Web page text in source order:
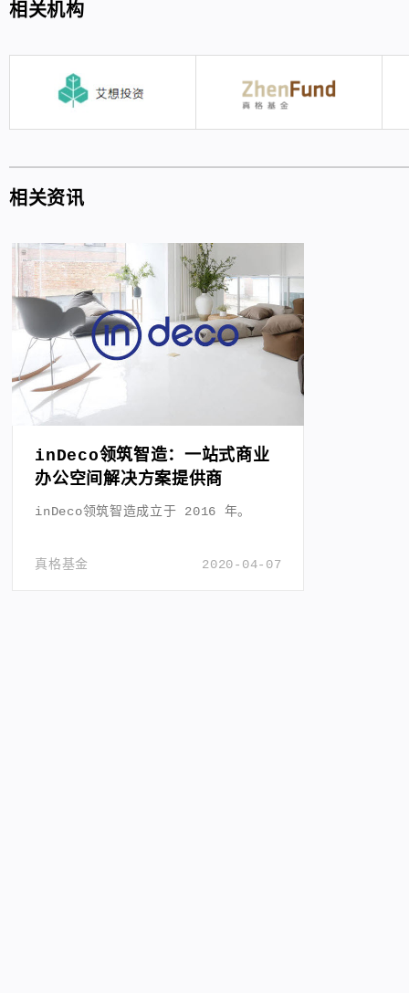
相关机构
相关资讯
inDeco领筑智造：一站式商业
办公空间解决方案提供商
inDeco领筑智造成立于 2016 年。
2020-04-07
真格基金